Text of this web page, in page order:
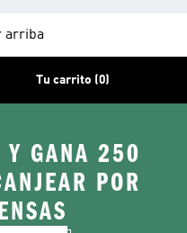
arriba
Tu carrito (0)
Y GANA 250
POR